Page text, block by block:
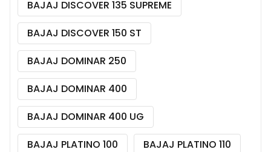
BAJAJ DISCOVER 135 SUPREME
BAJAJ DISCOVER 150 ST
BAJAJ DOMINAR 250
BAJAJ DOMINAR 400
BAJAJ DOMINAR 400 UG
BAJAJ PLATINO 100
BAJAJ PLATINO 110